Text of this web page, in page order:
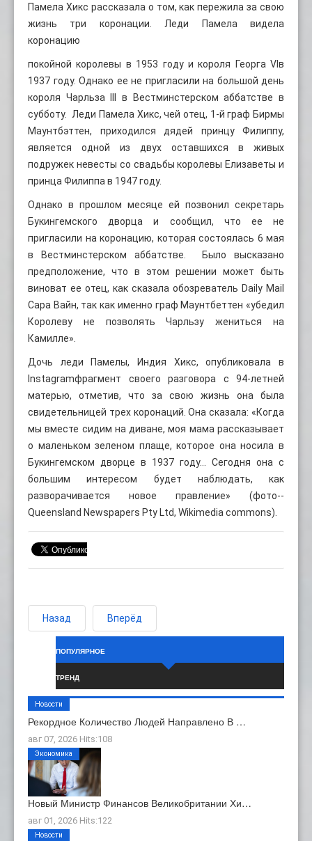
Памела Хикс рассказала о том, как пережила за свою
жизнь три коронации. Леди Памела видела
коронацию
покойной королевы в 1953 году и короля Георга VIв
1937 году. Однако ее не пригласили на большой день
короля Чарльза III в Вестминстерском аббатстве в
субботу. Леди Памела Хикс, чей отец, 1-й граф Бирмы
Маунтбэттен, приходился дядей принцу Филиппу,
является одной из двух оставшихся в живых
подружек невесты со свадьбы королевы Елизаветы и
принца Филиппа в 1947 году.
Однако в прошлом месяце ей позвонил секретарь
Букингемского дворца и сообщил, что ее не
пригласили на коронацию, которая состоялась 6 мая
в Вестминстерском аббатстве. Было высказано
предположение, что в этом решении может быть
виноват ее отец, как сказала обозреватель Daily Mail
Сара Вайн, так как именно граф Маунтбеттен «убедил
Королеву не позволять Чарльзу жениться на
Камилле».
Дочь леди Памелы, Индия Хикс, опубликовала в
Instagramфрагмент своего разговора с 94-летней
матерью, отметив, что за свою жизнь она была
свидетельницей трех коронаций. Она сказала: «Когда
мы вместе сидим на диване, моя мама рассказывает
о маленьком зеленом плаще, которое она носила в
Букингемском дворце в 1937 году… Сегодня она с
большим интересом будет наблюдать, как
разворачивается новое правление» (фото--
Queensland Newspapers Pty Ltd, Wikimedia commons).
Назад Вперёд
ПОПУЛЯРНОЕ
ТРЕНД
Рекордное Количество Людей Направлено В …
авг 07, 2026 Hits:108
Новости
Новый Министр Финансов Великобритании Хи…
авг 01, 2026 Hits:122
Экономика
Новости